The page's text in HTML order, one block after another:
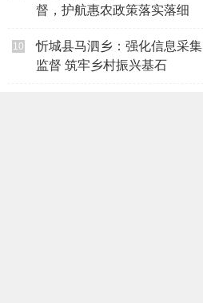
督，护航惠农政策落实落细
10
忻城县马泗乡：强化信息采集
监督 筑牢乡村振兴基石